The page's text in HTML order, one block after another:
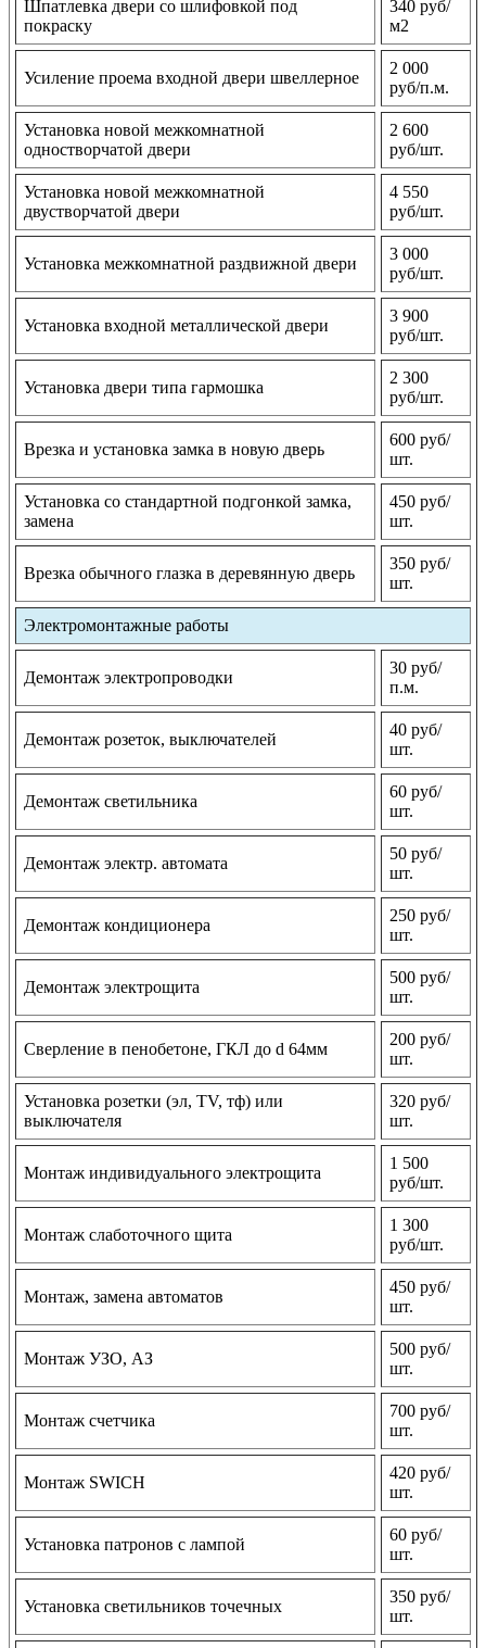
Шпатлевка двери со шлифовкой под
покраску
340 руб/
м2
Усиление проема входной двери швеллерное
2 000
руб/п.м.
Установка новой межкомнатной
одностворчатой двери
2 600
руб/шт.
Установка новой межкомнатной
двустворчатой двери
4 550
руб/шт.
Установка межкомнатной раздвижной двери
3 000
руб/шт.
Установка входной металлической двери
3 900
руб/шт.
Установка двери типа гармошка
2 300
руб/шт.
Врезка и установка замка в новую дверь
600 руб/
шт.
Установка со стандартной подгонкой замка,
замена
450 руб/
шт.
Врезка обычного глазка в деревянную дверь
350 руб/
шт.
Электромонтажные работы
Демонтаж электропроводки
30 руб/
п.м.
Демонтаж розеток, выключателей
40 руб/
шт.
Демонтаж светильника
60 руб/
шт.
Демонтаж электр. автомата
50 руб/
шт.
Демонтаж кондиционера
250 руб/
шт.
Демонтаж электрощита
500 руб/
шт.
Сверление в пенобетоне, ГКЛ до d 64мм
200 руб/
шт.
Установка розетки (эл, TV, тф) или
выключателя
320 руб/
шт.
Монтаж индивидуального электрощита
1 500
руб/шт.
Монтаж слаботочного щита
1 300
руб/шт.
Монтаж, замена автоматов
450 руб/
шт.
Монтаж УЗО, АЗ
500 руб/
шт.
Монтаж счетчика
700 руб/
шт.
Монтаж SWICH
420 руб/
шт.
Установка патронов с лампой
60 руб/
шт.
Установка светильников точечных
350 руб/
шт.